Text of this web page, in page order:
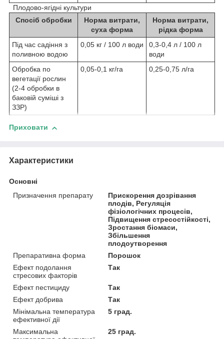
Плодово-ягідні культури
Спосіб обробки
Норма витрати,
суха форма
Норма витрати,
рідка форма
Під час садіння з
поливною водою
0,05 кг / 100 л води
0,3-0,4 л / 100 л
води
Обробка по
вегетації рослин
(2-4 обробки в
баковій суміші з
ЗЗР)
0,05-0,1 кг/га 0,25-0,75 л/га
Приховати
Характеристики
Основні
Призначення препарату
Прискорення дозрівання
плодів, Регуляція
фізіологічних процесів,
Підвищення стресостійкості,
Зростання біомаси,
Збільшення
плодоутворення
Препаративна форма
Порошок
Ефект подолання
стресових факторів
Так
Ефект пестициду
Так
Ефект добрива
Так
Мінімальна температура
ефективної дії
5 град.
Максимальна
25 град.